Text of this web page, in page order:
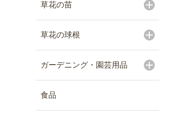
草花の苗
草花の球根
ガーデニング・園芸用品
食品